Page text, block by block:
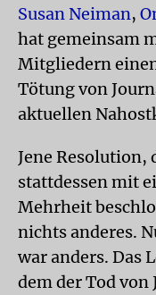
Susan Neiman,
hat gemeinsam
Mitgliedern
Tötung von
aktuellen
Jene Resolution,
stattdessen mit
Mehrheit
nichts anderes.
war anders. Das
dem der Tod